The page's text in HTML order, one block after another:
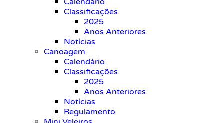
Calendário
Classificações
2025
Anos Anteriores
Notícias
Canoagem
Calendário
Classificações
2025
Anos Anteriores
Notícias
Regulamento